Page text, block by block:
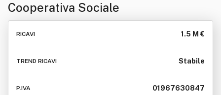
Cooperativa Sociale
RICAVI 1.5 M €
TREND RICAVI Stabile
P.IVA 01967630847